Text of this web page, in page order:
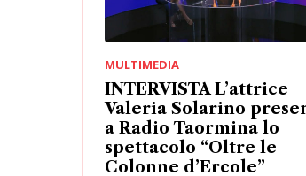
MULTIMEDIA
INTERVISTA L’attrice
Valeria Solarino
a Radio Taormina lo
spettacolo “Oltre le
Colonne d’Ercole”